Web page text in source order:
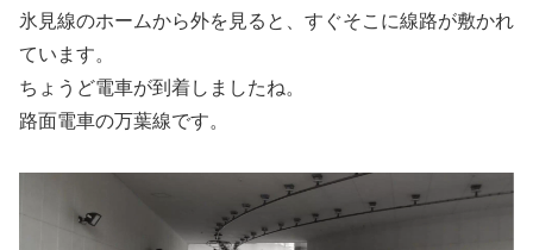
氷見線のホームから外を見ると、すぐそこに線路が敷かれ
ています。
ちょうど電車が到着しましたね。
路面電車の万葉線です。